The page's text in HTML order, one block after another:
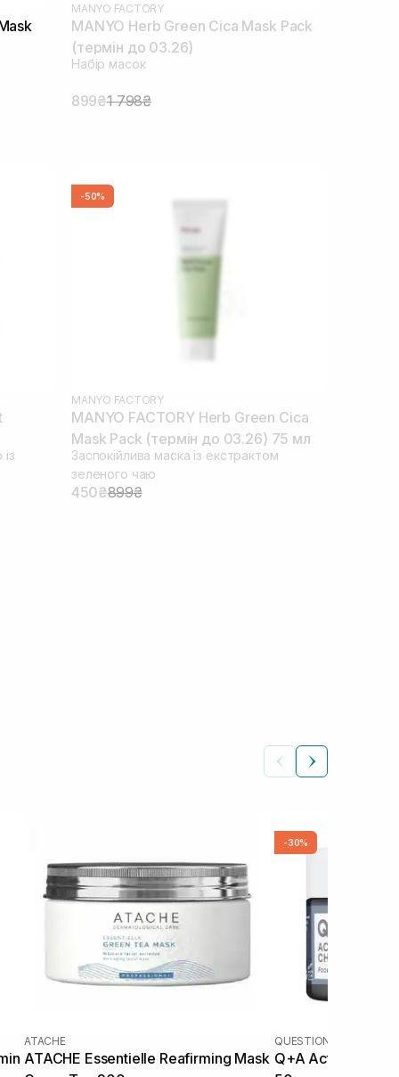
MANYO FACTORY
MANYO Herb Green Cica Mask Pack
(термін до 03.26)
Набір масок
899₴1 798₴
-50%
MANYO FACTORY
MANYO FACTORY Herb Green Cica
Mask Pack (термін до 03.26) 75 мл
Заспокійлива маска із екстрактом
зеленого чаю
450₴899₴
ATACHE
ATACHE Essentielle Reafirming Mask
-30%
QUESTION AND
Q+A Activated